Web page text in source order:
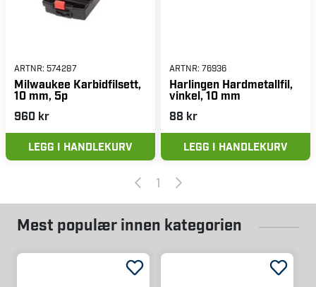
ARTNR: 574287
Milwaukee Karbidfilsett,
10 mm, 5p
960 kr
LEGG I HANDLEKURV
ARTNR: 76936
Harlingen Hardmetallfil,
vinkel, 10 mm
88 kr
LEGG I HANDLEKURV
1
Mest populær innen kategorien